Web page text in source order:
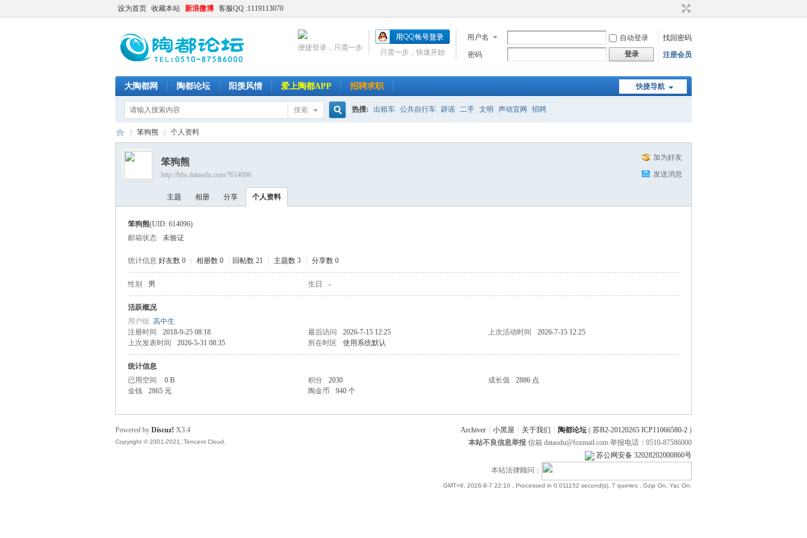
设为首页 收藏本站 新浪微博 客服QQ :1119113070
用户名 自动登录
找回密码
密码
登录 注册会员
只需一步，快速开始
便捷登录，只需一步
快捷导航
大陶都网 陶都论坛 阳羡风情 爱上陶都APP 招聘求职
搜索 热搜: 出租车 公共自行车 辟谣 二手 文明 声动宜网 招聘
›
笨狗熊 个人资料
加为好友
发送消息
笨狗熊
http://bbs.dataodu.com/?614096
主题 相册 分享 个人资料
笨狗熊(UID: 614096)
邮箱状态
未验证
统计信息 好友数 0 相册数 0 回帖数 21 主题数 3 分享数 0
性别 男 生日 -
活跃概况
用户组 高中生
注册时间
2018-9-25 08:18 最后访问 2026-7-15 12:25 上次活动时间
2026-7-15 12:25
上次发表时间
2026-5-31 08:35 所在时区 使用系统默认
统计信息
已用空间
0 B 积分 2030 成长值
2886 点
金钱
2865 元 陶金币 940 个
Archiver 小黑屋 关于我们 陶都论坛 ( 苏B2-20120265 ICP11066580-2 )
本站不良信息举报 信箱 dataodu@foxmail.com 举报电话：0510-87586000
苏公网安备 32028202000860号
本站法律顾问：
GMT+8, 2026-8-7 22:10 , Processed in 0.011152 second(s), 7 queries , Gzip On, Yac On.
Powered by Discuz! X3.4
Copyright © 2001-2021, Tencent Cloud.